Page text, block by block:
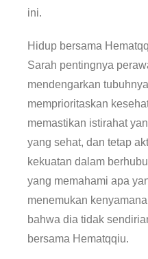
ini.
Hidup bersama
Sarah pentingnya
mendengarkan
memprioritaskan
memastikan istirahat
yang sehat, dan tetap
kekuatan dalam
yang memahami apa
menemukan
bahwa dia tidak
bersama Hematqqiu.